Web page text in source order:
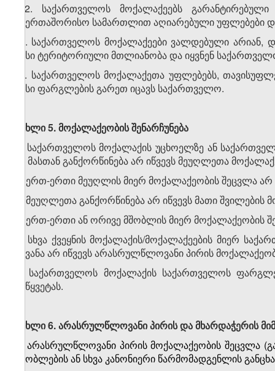
2. საქართველოს მოქალაქეებს
საერთაშორისო სამართლით აღიარებული უფლებები
3. საქართველოს მოქალაქეები ვალდებული არიან,
მისი ტერიტორიული მთლიანობა და იყვნენ
4. საქართველოს მოქალაქეთა უფლებებს,
მისი ფარგლების გარეთ იცავს საქართველო.
მუხლი 5. მოქალაქეობის შენარჩუნება
1. საქართველოს მოქალაქის უცხოელზე ან
ან მასთან განქორწინება არ იწვევს მეუღლეთა
2. ერთ-ერთი მეუღლის მიერ მოქალაქეობის შეცვლა
3. მეუღლეთა განქორწინება არ იწვევს მათი შვილების
4. ერთ-ერთი ან ორივე მშობლის მიერ მოქალაქეობის
5. სხვა ქვეყნის მოქალაქის/მოქალაქეების მიერ
აყვანა არ იწვევს არასრულწლოვანი პირის
6. საქართველოს მოქალაქის საქართველოს
შეწყვეტას.
მუხლი 6. არასრულწლოვანი პირის და მხარდაჭერის
1. არასრულწლოვანი პირის მოქალაქეობის შეცვლა
მშობლების ან სხვა კანონიერი წარმომადგენლის